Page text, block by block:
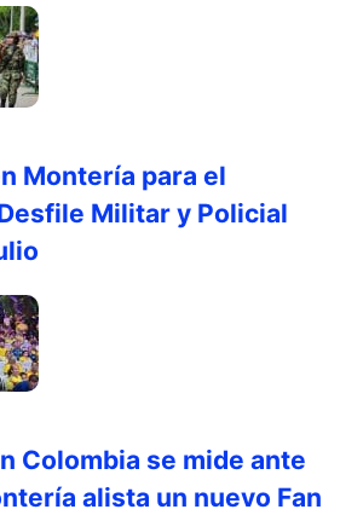
Montería para el
Militar y Policial
Colombia se mide ante
alista un nuevo Fan